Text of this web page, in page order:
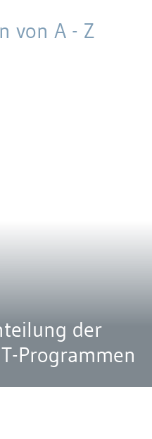
von A - Z
der
Programmen